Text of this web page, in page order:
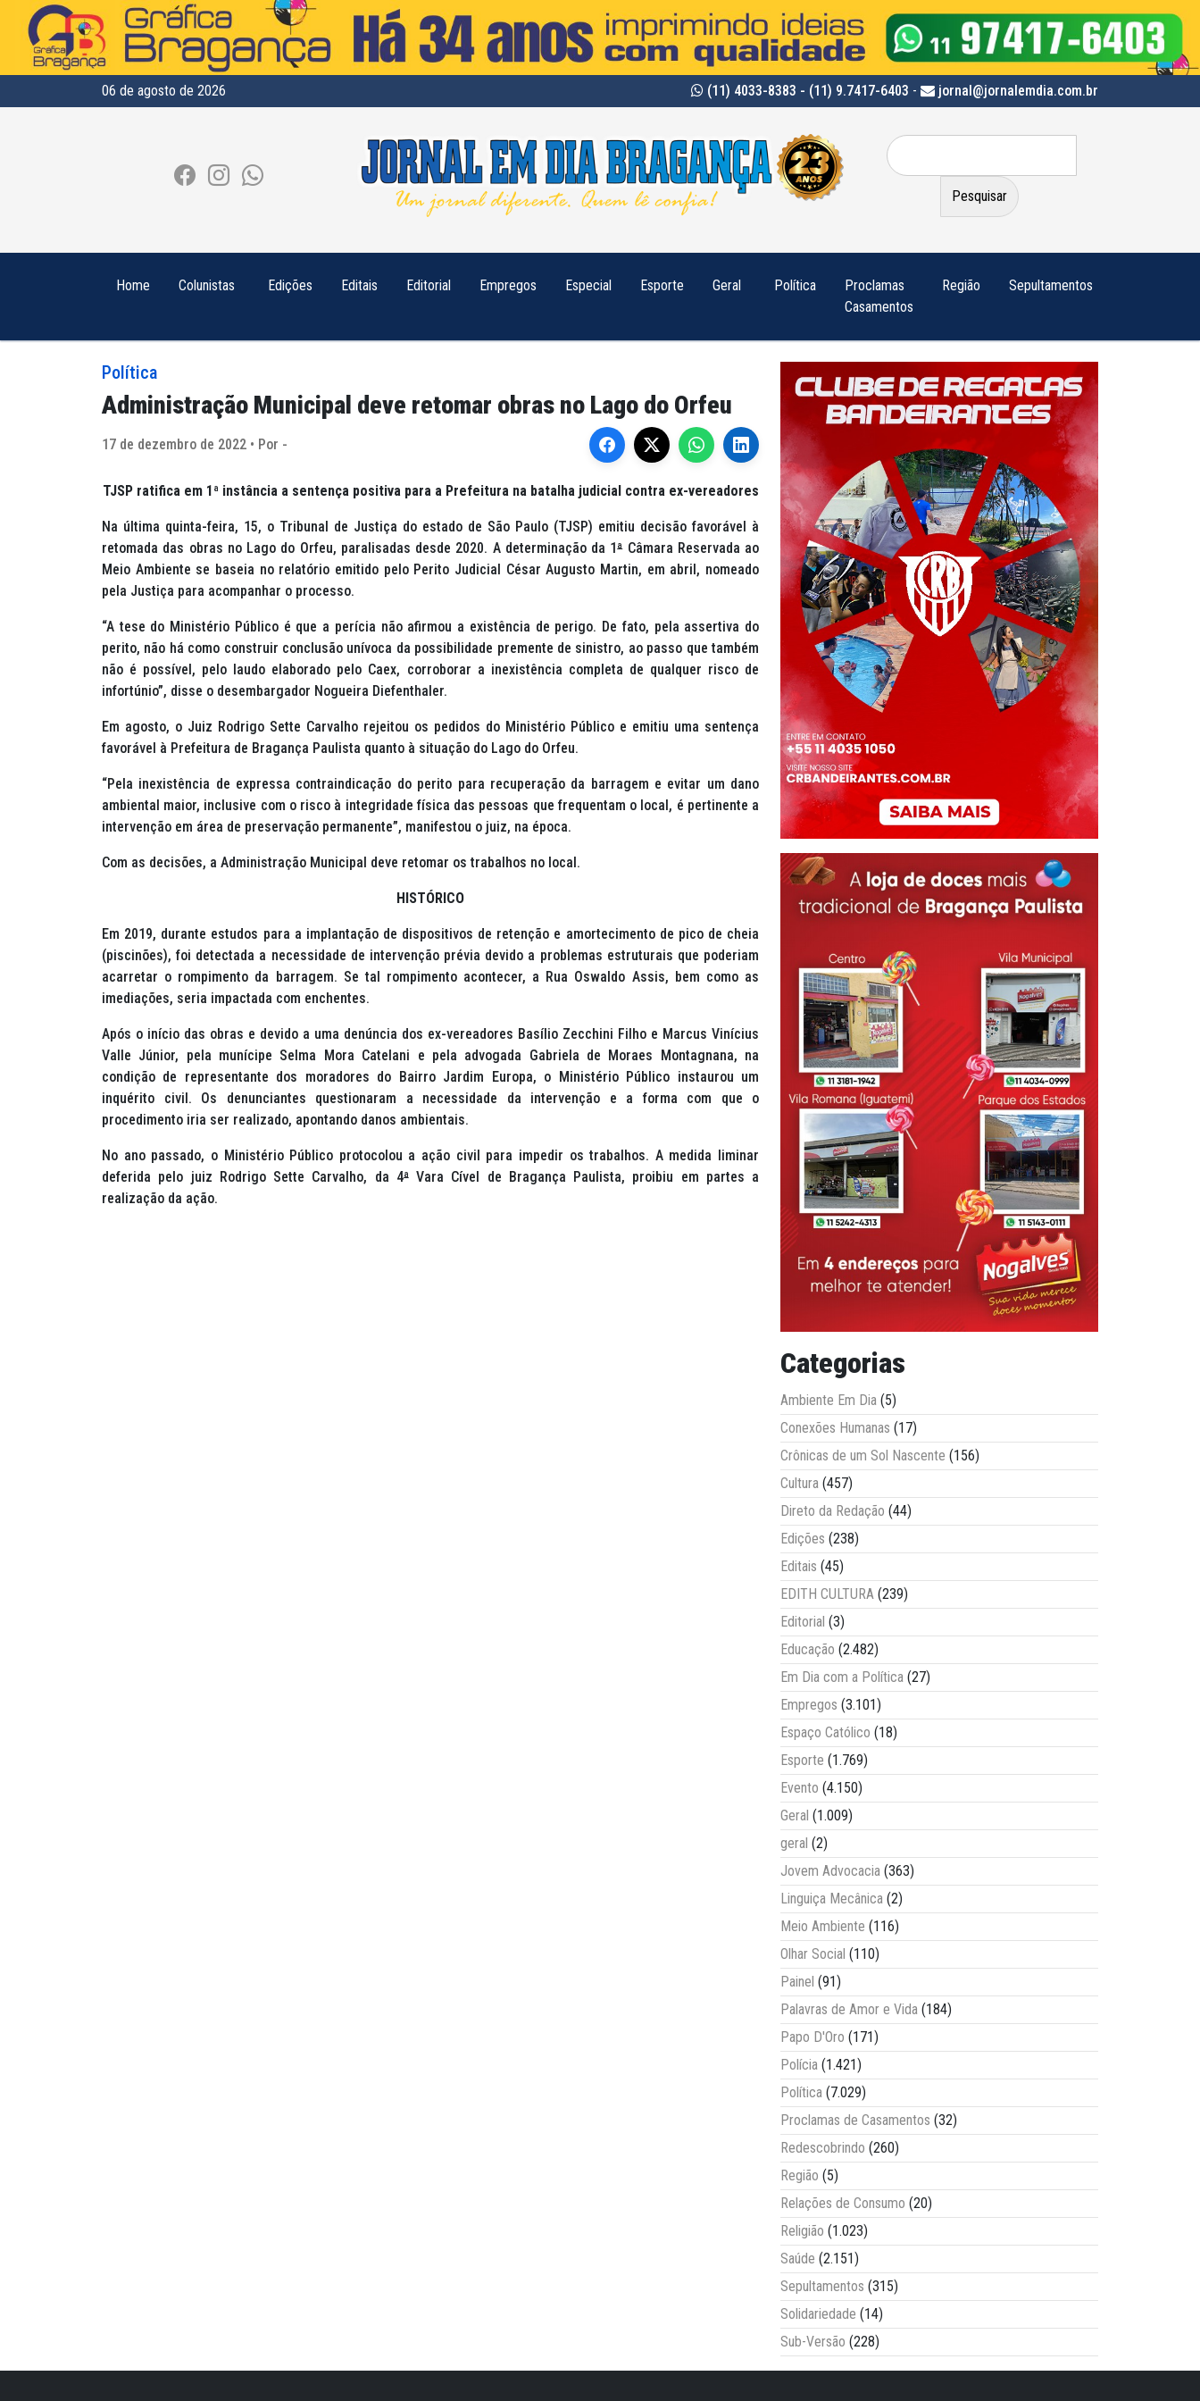
06 de agosto de 2026 (11) 4033-8383 - (11) 9.7417-6403 - jornal@jornalemdia.com.br
Pesquisar
por:
Home Colunistas Edições Editais Editorial Empregos Especial Esporte Geral Política
Proclamas
Casamentos
Região Sepultamentos
Política
Administração Municipal deve retomar obras no Lago do Orfeu
17 de dezembro de 2022 • Por -
TJSP ratifica em 1ª instância a sentença positiva para a Prefeitura na batalha judicial contra ex-vereadores
Na última quinta-feira, 15, o Tribunal de Justiça do estado de São Paulo (TJSP) emitiu decisão favorável à
retomada das obras no Lago do Orfeu, paralisadas desde 2020. A determinação da 1ªCâmara Reservada ao
Meio Ambiente se baseia no relatório emitido pelo Perito Judicial César Augusto Martin, em abril, nomeado
pela Justiça para acompanhar o processo.
“A tese do Ministério Público é que a perícia não afirmou a existência de perigo. De fato, pela assertiva do
perito, não há como construir conclusão unívoca da possibilidade premente de sinistro, ao passo que também
não é possível, pelo laudo elaborado pelo Caex, corroborar a inexistência completa de qualquer risco de
infortúnio”, disse o desembargador Nogueira Diefenthaler.
Em agosto, o Juiz Rodrigo Sette Carvalho rejeitou os pedidos do Ministério Público e emitiu uma sentença
favorável à Prefeitura de Bragança Paulista quanto à situação do Lago do Orfeu.
“Pela inexistência de expressa contraindicação do perito para recuperação da barragem e evitar um dano
ambiental maior, inclusive com o risco à integridade física das pessoas que frequentam o local, é pertinente a
intervenção em área de preservação permanente”, manifestou o juiz, na época.
Com as decisões, a Administração Municipal deve retomar os trabalhos no local.
HISTÓRICO
Em 2019, durante estudos para a implantação de dispositivos de retenção e amortecimento de pico de cheia
(piscinões), foi detectada a necessidade de intervenção prévia devido a problemas estruturais que poderiam
acarretar o rompimento da barragem. Se tal rompimento acontecer, a Rua Oswaldo Assis, bem como as
imediações, seria impactada com enchentes.
Após o início das obras e devido a uma denúncia dos ex-vereadores Basílio Zecchini Filho e Marcus Vinícius
Valle Júnior, pela munícipe Selma Mora Catelani e pela advogada Gabriela de Moraes Montagnana, na
condição de representante dos moradores do Bairro Jardim Europa, o Ministério Público instaurou um
inquérito civil. Os denunciantes questionaram a necessidade da intervenção e a forma com que o
procedimento iria ser realizado, apontando danos ambientais.
No ano passado, o Ministério Público protocolou a ação civil para impedir os trabalhos. A medida liminar
deferida pelo juiz Rodrigo Sette Carvalho, da 4ªVara Cível de Bragança Paulista, proibiu em partes a
realização da ação.
Categorias
Ambiente Em Dia (5)
Conexões Humanas (17)
Crônicas de um Sol Nascente (156)
Cultura (457)
Direto da Redação (44)
Edições (238)
Editais (45)
EDITH CULTURA (239)
Editorial (3)
Educação (2.482)
Em Dia com a Política (27)
Empregos (3.101)
Espaço Católico (18)
Esporte (1.769)
Evento (4.150)
Geral (1.009)
geral (2)
Jovem Advocacia (363)
Linguiça Mecânica (2)
Meio Ambiente (116)
Olhar Social (110)
Painel (91)
Palavras de Amor e Vida (184)
Papo D'Oro (171)
Polícia (1.421)
Política (7.029)
Proclamas de Casamentos (32)
Redescobrindo (260)
Região (5)
Relações de Consumo (20)
Religião (1.023)
Saúde (2.151)
Sepultamentos (315)
Solidariedade (14)
Sub-Versão (228)